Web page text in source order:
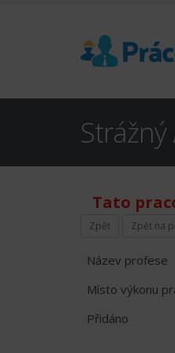
Tato
Zpět Zpět na
Název profese
Místo výkonu
Přidáno